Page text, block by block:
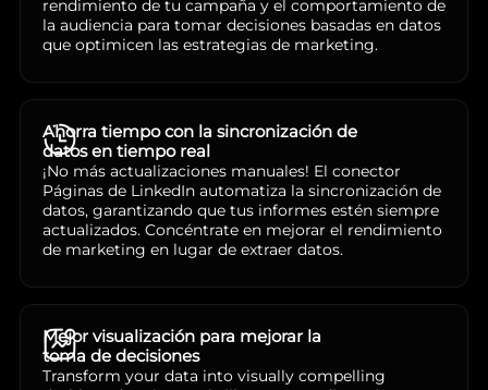
rendimiento de tu campaña y el comportamiento de
la audiencia para tomar decisiones basadas en datos
que optimicen las estrategias de marketing.
Ahorra tiempo con la sincronización de
datos en tiempo real
¡No más actualizaciones manuales! El conector
Páginas de LinkedIn automatiza la sincronización de
datos, garantizando que tus informes estén siempre
actualizados. Concéntrate en mejorar el rendimiento
de marketing en lugar de extraer datos.
Mejor visualización para mejorar la
toma de decisiones
Transform your data into visually compelling